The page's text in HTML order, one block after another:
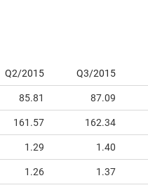
Q2/2015 Q3/2015
85.81 87.09
161.57 162.34
1.29 1.40
1.26 1.37